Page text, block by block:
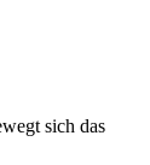
sich das